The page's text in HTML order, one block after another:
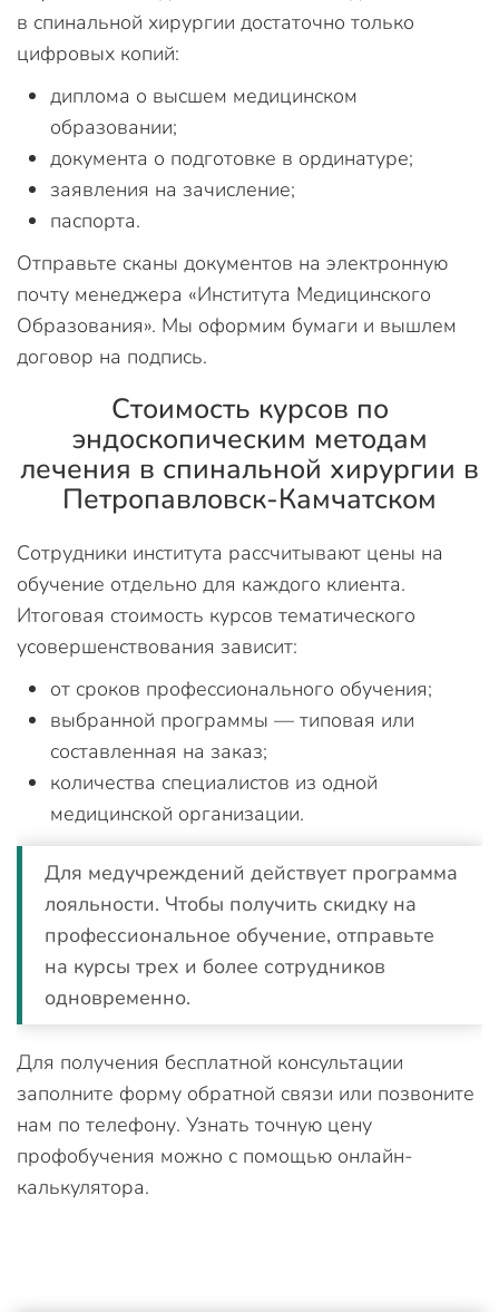
в спинальной хирургии достаточно только
цифровых копий:
диплома о высшем медицинском
образовании;
документа о подготовке в ординатуре;
заявления на зачисление;
паспорта.
Отправьте сканы документов на электронную
почту менеджера «Института Медицинского
Образования». Мы оформим бумаги и вышлем
договор на подпись.
Стоимость курсов по
эндоскопическим методам
лечения в спинальной хирургии в
Петропавловск-Камчатском
Сотрудники института рассчитывают цены на
обучение отдельно для каждого клиента.
Итоговая стоимость курсов тематического
усовершенствования зависит:
от сроков профессионального обучения;
выбранной программы — типовая или
составленная на заказ;
количества специалистов из одной
медицинской организации.
Для медучреждений действует программа
лояльности. Чтобы получить скидку на
профессиональное обучение, отправьте
на курсы трех и более сотрудников
одновременно.
Для получения бесплатной консультации
заполните форму обратной связи или позвоните
нам по телефону. Узнать точную цену
профобучения можно с помощью онлайн-
калькулятора.